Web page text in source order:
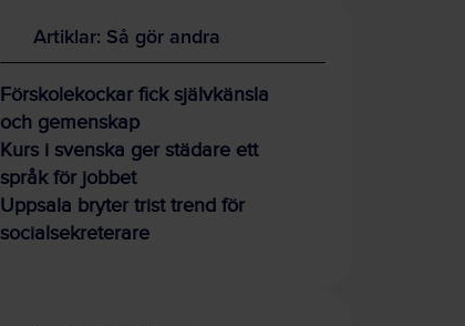
Artiklar: Så gör andra
Förskolekockar fick självkänsla
och gemenskap
Kurs i svenska ger städare ett
språk för jobbet
Uppsala bryter trist trend för
socialsekreterare